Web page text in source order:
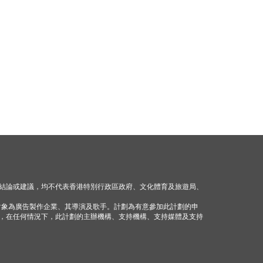
或建議，均不代表香港特別行政區政府、文化體育及旅遊局、
為廣告製作企業、其導演及歌手。計劃為有意參加此計劃的申
任何情況下，此計劃的主辦機構、支持機構、支持媒體及支持